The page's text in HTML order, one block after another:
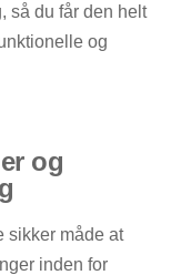
så du får den helt
og
og
sikker måde at
inden for